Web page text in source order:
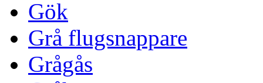
Gök
Grå flugsnappare
Grågås